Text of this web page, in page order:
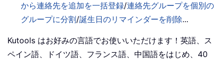
から連絡先を追加を一括登録/連絡先グループを個別の
グループに分割/誕生日のリマインダーを削除...
Kutools はお好みの言語でお使いいただけます！英語、ス
ペイン語、ドイツ語、フランス語、中国語をはじめ、40